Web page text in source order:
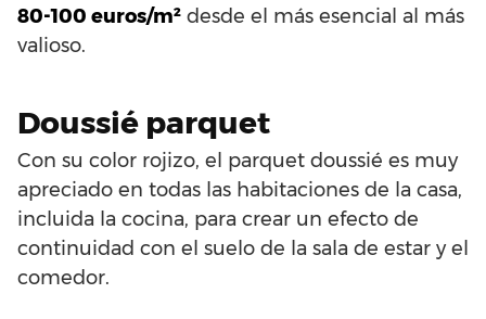
80-100 euros/m² desde el más esencial al más
valioso.
Doussié parquet
Con su color rojizo, el parquet doussié es muy
apreciado en todas las habitaciones de la casa,
incluida la cocina, para crear un efecto de
continuidad con el suelo de la sala de estar y el
comedor.